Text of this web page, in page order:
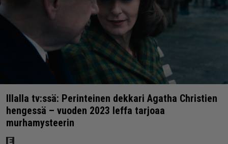
Illalla tv:ssä: Perinteinen dekkari Agatha Christien
hengessä – vuoden 2023 leffa tarjoaa
murhamysteerin